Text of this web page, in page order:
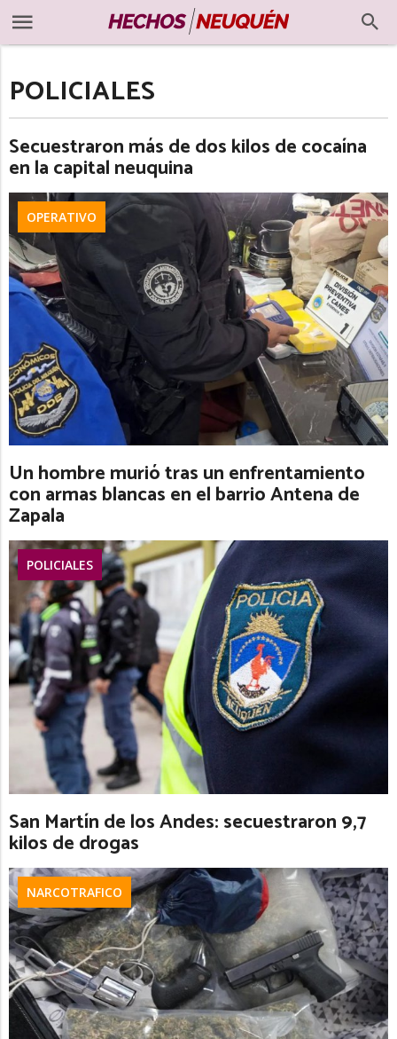
POLICIALES
Secuestraron más de dos kilos de cocaína
en la capital neuquina
OPERATIVO
Un hombre murió tras un enfrentamiento
con armas blancas en el barrio Antena de
Zapala
POLICIALES
San Martín de los Andes: secuestraron 9,7
kilos de drogas
NARCOTRAFICO